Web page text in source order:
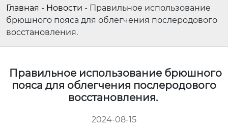
Главная - Новости - Правильное использование
брюшного пояса для облегчения послеродового
восстановления.
Правильное использование брюшного
пояса для облегчения послеродового
восстановления.
2024-08-15